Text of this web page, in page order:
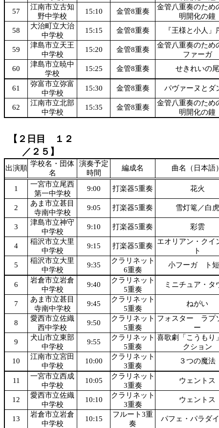
57
江南市立古知
野中学校
15:10 金管8重奏
金管八重奏のた
明開化の鐘
58
大治町立大治
中学校
15:15 金管8重奏 『王様と小人」
59
津島市立天王
中学校
15:20 金管8重奏
金管八重奏のた
ファーガ
60
津島市立暁中
学校
15:25 金管8重奏 せきれいの尾
61
弥富市立弥富
中学校
15:30 金管8重奏 パヴァーヌとダ
62
江南市立北部
中学校
15:35 金管8重奏
金管八重奏のた
明開化の鐘
【２日目 １２
／２５】
出演順
学校名・団体
名
演奏予定
時間
編成名 曲名（日本語
1
一宮市立尾西
第一中学校
9:00 打楽器5重奏 花火
2
あま市立甚目
寺南中学校
9:05 打楽器5重奏 雪灯篭／白虎
3
津島市立神守
中学校
9:10 打楽器5重奏 彩雲
4
稲沢市立大里
中学校
9:15 打楽器5重奏
エオリアン・クイ
ト
5
稲沢市立大里
中学校
9:35
クラリネット
6重奏
小フーガ ト
6
岩倉市立岩倉
中学校
9:40
クラリネット
5重奏
ミニチュア・タ
7
あま市立甚目
寺南中学校
9:45
クラリネット
5重奏
ねがい
8
愛西市立佐織
西中学校
9:50
クラリネット
5重奏
フォスター ラプ
ー
9
犬山市立東部
中学校
9:55
クラリネット
5重奏
喜歌劇「こうもり
クション
10
江南市立宮田
中学校
10:00
クラリネット
3重奏
３つの魔法
11
一宮市立西成
中学校
10:05
クラリネット
3重奏
ウェントス
12
愛西市立佐織
中学校
10:10
クラリネット
3重奏
ウェントス
13
岩倉市立岩倉
中学校
10:15
フルート3重
奏
パフェ・パラダ